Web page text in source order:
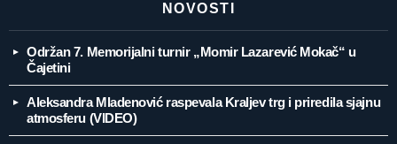
NOVOSTI
Održan 7. Memorijalni turnir „Momir Lazarević Mokač“ u
Čajetini
Aleksandra Mladenović raspevala Kraljev trg i priredila sjajnu
atmosferu (VIDEO)